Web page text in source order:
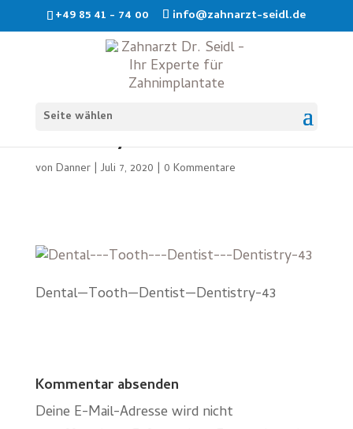
+49 85 41 - 74 00 info@zahnarzt-seidl.de
Seite wählen
Dental—Tooth—Dentist—
Dentistry-43
von Danner|Juli 7, 2020 | 0 Kommentare
Dental—Tooth—Dentist—Dentistry-43
Kommentar absenden
Deine E-Mail-Adresse wird nicht